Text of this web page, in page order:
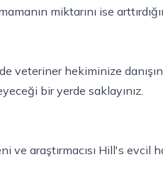
miktarını ise
veteriner hekiminize
bir yerde saklayınız.
araştırmacısı Hill's evcil